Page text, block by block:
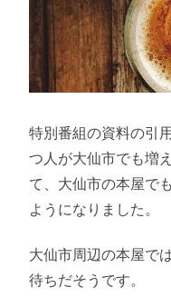
特別番組の資料の引
つ人が大仙市でも増
て、大仙市の本屋で
ようになりました。
大仙市周辺の本屋で
待ちだそうです。